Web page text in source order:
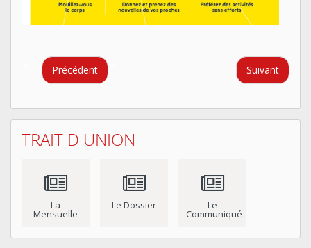
Précédent Suivant
TRAIT D UNION
La
Mensuelle
Le Dossier Le
Communiqué